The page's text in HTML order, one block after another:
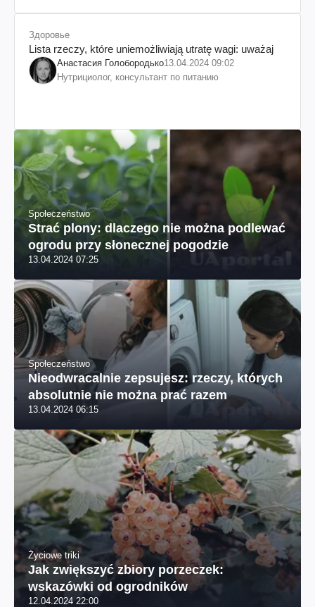
Здоровье
Lista rzeczy, które uniemożliwiają utratę wagi: uważaj
Анастасия Голобородько13.04.2024 09:02
Нутрициолог, консультант по питанию
Społeczeństwo
Strać plony: dlaczego nie można podlewać
ogrodu przy słonecznej pogodzie
13.04.2024 07:25
Społeczeństwo
Nieodwracalnie zepsujesz: rzeczy, których
absolutnie nie można prać razem
13.04.2024 06:15
Życiowe triki
Jak zwiększyć zbiory porzeczek:
wskazówki od ogrodników
12.04.2024 22:00